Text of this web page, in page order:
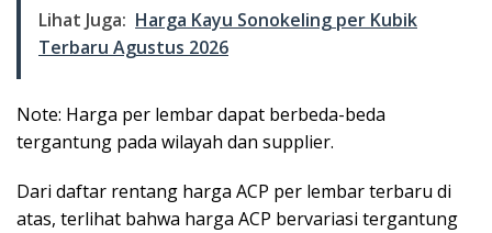
Lihat Juga: Harga Kayu Sonokeling per Kubik
Terbaru Agustus 2026
Note: Harga per lembar dapat berbeda-beda
tergantung pada wilayah dan supplier.
Dari daftar rentang harga ACP per lembar terbaru di
atas, terlihat bahwa harga ACP bervariasi tergantung